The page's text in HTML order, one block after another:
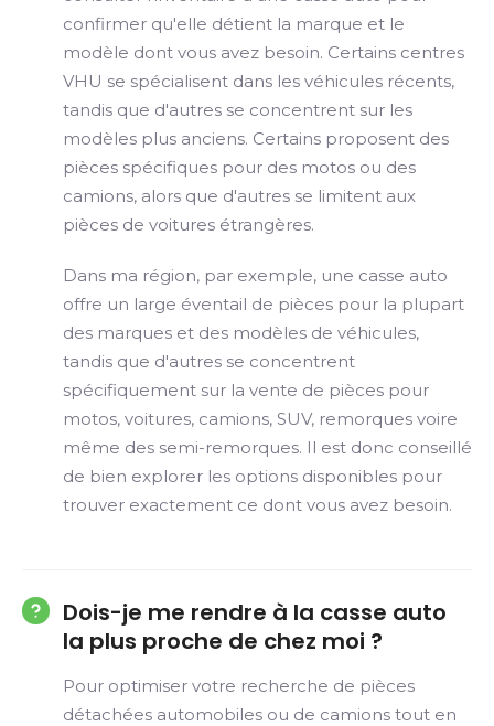
confirmer qu'elle détient la marque et le
modèle dont vous avez besoin. Certains centres
VHU se spécialisent dans les véhicules récents,
tandis que d'autres se concentrent sur les
modèles plus anciens. Certains proposent des
pièces spécifiques pour des motos ou des
camions, alors que d'autres se limitent aux
pièces de voitures étrangères.
Dans ma région, par exemple, une casse auto
offre un large éventail de pièces pour la plupart
des marques et des modèles de véhicules,
tandis que d'autres se concentrent
spécifiquement sur la vente de pièces pour
motos, voitures, camions, SUV, remorques voire
même des semi-remorques. Il est donc conseillé
de bien explorer les options disponibles pour
trouver exactement ce dont vous avez besoin.
Dois-je me rendre à la casse auto
la plus proche de chez moi ?
Pour optimiser votre recherche de pièces
détachées automobiles ou de camions tout en